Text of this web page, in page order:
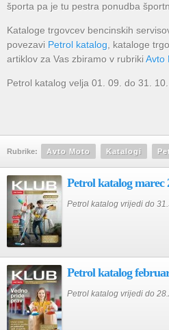
športa pa je tu pestra ponudba
Kataloge trgovcev bencinskih
povezavi Petrol katalog , kataloge
artiklov za Vas zbiramo v rubrikiAvto
Petrol katalog velja 01. 09. do 31. 10.
Rubrike: Avto Moto Katalogi
Petrol katalog marec
Petrol katalog vrijedi do
Petrol katalog
Petrol katalog vrijedi do